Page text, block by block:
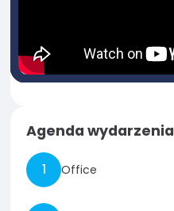
Agenda wydarzenia
Office